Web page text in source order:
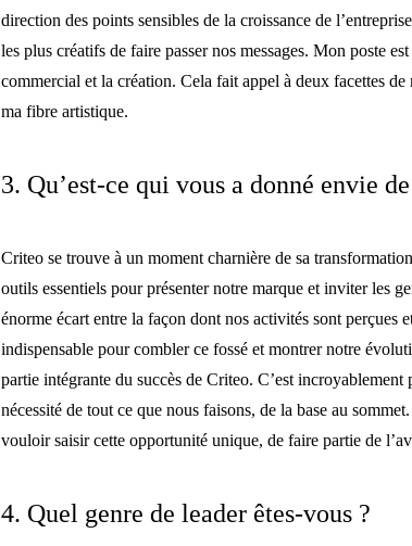
direction des points sensibles de la croissance de
les plus créatifs de faire passer nos messages. Mon poste
commercial et la création. Cela fait appel à deux facettes
ma fibre artistique.
3. Qu’est-ce qui vous a donné envie
Criteo se trouve à un moment charnière de sa
outils essentiels pour présenter notre marque et inviter les
énorme écart entre la façon dont nos activités sont perçues
indispensable pour combler ce fossé et montrer notre
partie intégrante du succès de Criteo. C’est
nécessité de tout ce que nous faisons, de la base au
vouloir saisir cette opportunité unique, de faire partie de
4. Quel genre de leader êtes-vous ?